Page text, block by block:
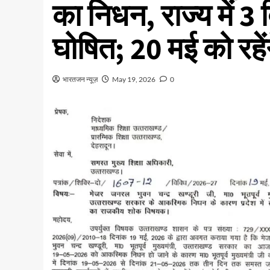
का निधन, राज्य में 3
घोषित; 20 मई को
भारतजन न्यूज़ May 19, 2026 0